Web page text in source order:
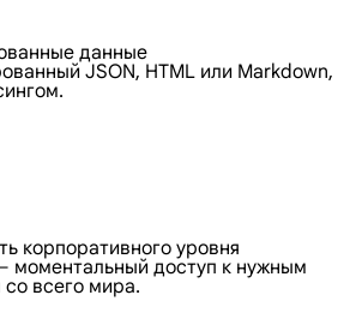
данные
JSON, HTML или Markdown,
корпоративного уровня
моментальный доступ к нужным
всего мира.